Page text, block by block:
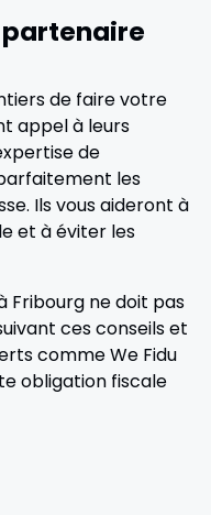
partenaire
de faire votre
appel à leurs
de
les
Ils vous aideront à
et à éviter les
Fribourg ne doit pas
ces conseils et
comme We Fidu
obligation fiscale